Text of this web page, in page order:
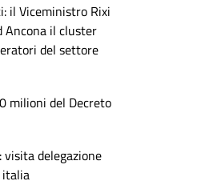
il Viceministro Rixi
Ancona il cluster
del settore
milioni del Decreto
visita delegazione
italia